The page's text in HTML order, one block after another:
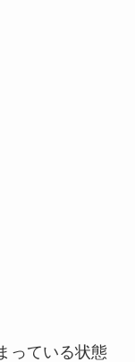
っている状態